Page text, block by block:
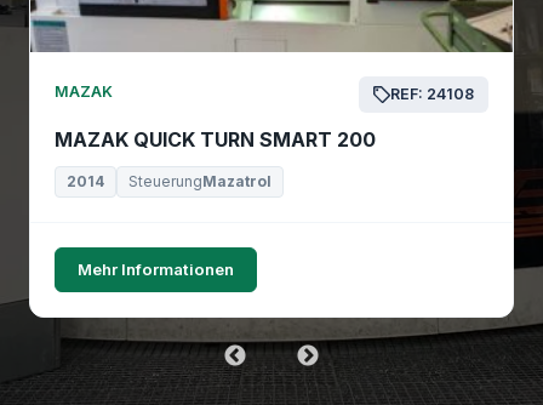
MAZAK REF: 24108
MAZAK QUICK TURN SMART 200
2014 SteuerungMazatrol
Mehr Informationen